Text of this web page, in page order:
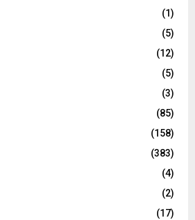
(1)
(5)
(12)
(5)
(3)
(85)
(158)
(383)
(4)
(2)
(17)